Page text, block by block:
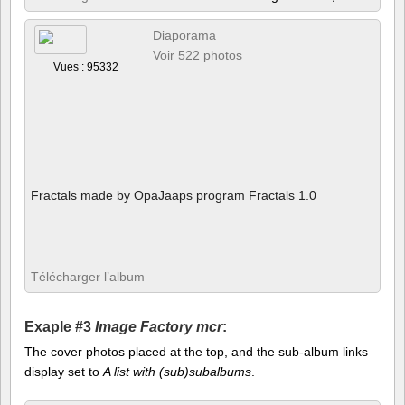
Vues : 95332
Diaporama
Voir 522 photos
Fractals made by OpaJaaps program Fractals 1.0
Télécharger l’album
Exaple #3 Image Factory mcr:
The cover photos placed at the top, and the sub-album links
display set toA list with (sub)subalbums.